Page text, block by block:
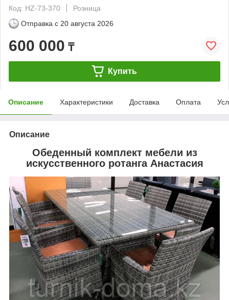
Код: HZ-73-370
Розница
Отправка с 20 августа 2026
600 000 ₸
Купить
Описание Характеристики Доставка Оплата
Описание
Обеденный комплект мебели из
искусственного ротанга Анастасия